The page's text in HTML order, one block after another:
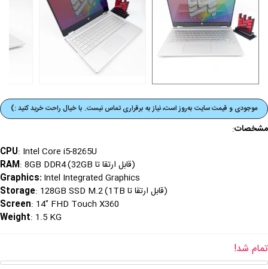
موجودی و قیمت‌ سایت به‌روز است، نیاز به برقراری تماس نیست. با خیال راحت خرید کنید :)
مشخصات:
CPU: Intel Core i5-8265U
(قابل ارتقا تا 32GB)
RAM
: 8GB DDR4
Graphics: Intel Integrated Graphics
(قابل ارتقا تا 1TB)
: 128GB SSD M.2
Screen: 14" FHD Touch X360
Weight: 1.5 KG
تمام شد!